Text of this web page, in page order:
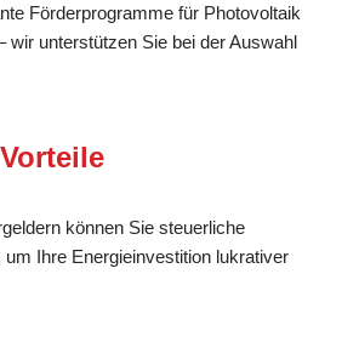
Förderprogramme für Photovoltaik
wir unterstützen Sie bei der Auswahl
können Sie steuerliche
um Ihre Energieinvestition lukrativer